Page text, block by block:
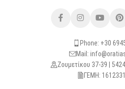
Phone: +30
Mail:
Ζουμετίκου 37-39 |
ΓΕΜΗ: